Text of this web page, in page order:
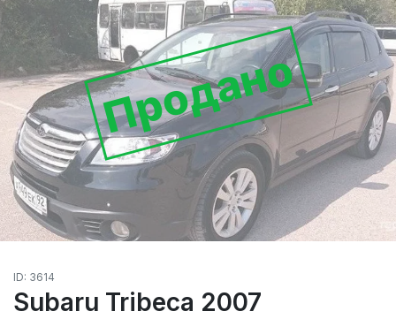
Продано
ID: 3614
Subaru Tribeca 2007